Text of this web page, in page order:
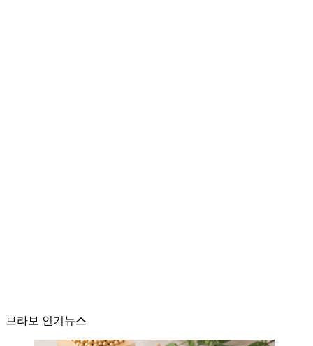
브라보 인기뉴스